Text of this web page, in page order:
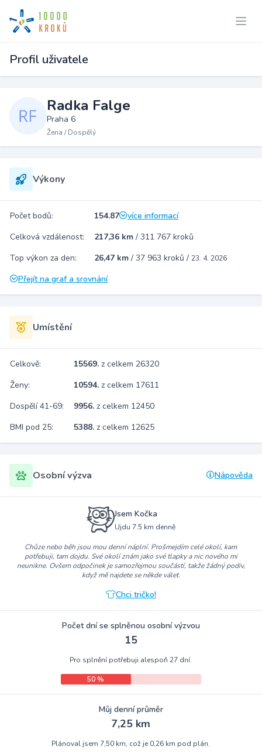
Profil uživatele
Radka Falge
Praha 6
Žena / Dospělý
Výkony
Počet bodů: 154.87
více informací
Celková vzdálenost:
217,36 km / 311 767 kroků
Top výkon za den:
26,47 km / 37 963 kroků / 23. 4. 2026
Přejít na graf a srovnání
Umístění
Celkově: 15569. z celkem 26320
Ženy:
10594. z celkem 17611
Dospělí 41-69:
9956. z celkem 12450
BMI pod 25:
5388. z celkem 12625
Osobní výzva Nápověda
Jsem Kočka
Ujdu 7.5 km denně
Chůze nebo běh jsou mou denní náplní. Prošmejdím celé okolí, kam
potřebuji, tam dojdu. Své okolí znám jako své tlapky a nic nového mi
neunikne. Ovšem odpočinek je samozřejmou součástí, takže žádný podiv,
když mě najdete se někde válet.
Chci tričko!
Počet dní se splněnou osobní výzvou
15
Pro splnění potřebuji alespoň 27 dní.
50 %
Můj denní průměr
7,25 km
Plánoval jsem 7,50 km, což je 0,26 km pod plán.